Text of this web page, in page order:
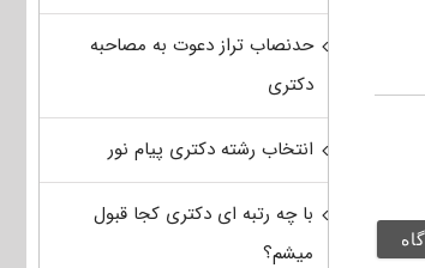
حدنصاب تراز دعوت به مصاحبه
دکتری
انتخاب رشته دکتری پیام نور
با چه رتبه ای دکتری کجا قبول
میشم؟